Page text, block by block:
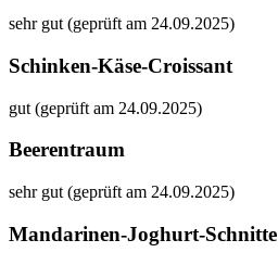
sehr gut (geprüft am 24.09.2025)
Schinken-Käse-Croissant
gut (geprüft am 24.09.2025)
Beerentraum
sehr gut (geprüft am 24.09.2025)
Mandarinen-Joghurt-Schnitte